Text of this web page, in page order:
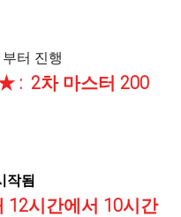
터 진행
: 2차 마스터 200
작됨
12시간에서 10시간